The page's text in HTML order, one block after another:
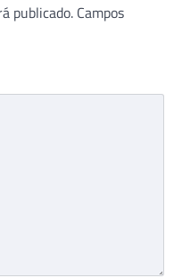
publicado. Campos